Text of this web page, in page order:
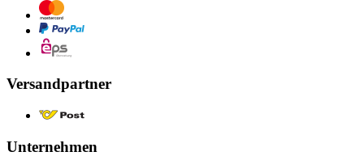
Versandpartner
Unternehmen